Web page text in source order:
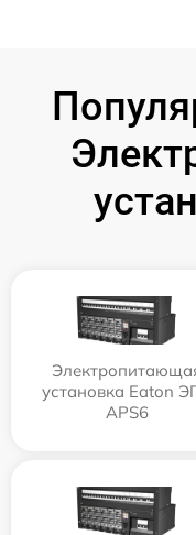
установка Eaton
APS6